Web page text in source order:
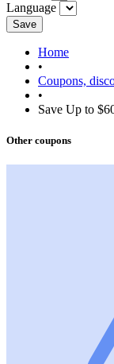
Language
Save
Home
•
Coupons,
•
Save Up to
Other coupons